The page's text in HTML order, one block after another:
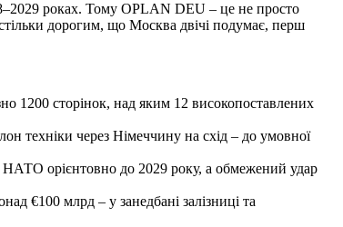
роках. Тому OPLAN DEU – це не просто
дорогим, що Москва двічі подумає, перш
1200 сторінок, над яким 12 високопоставлених
техніки через Німеччину на схід – до умовної
НАТО орієнтовно до 2029 року, а обмежений удар
€100 млрд – у занедбані залізниці та